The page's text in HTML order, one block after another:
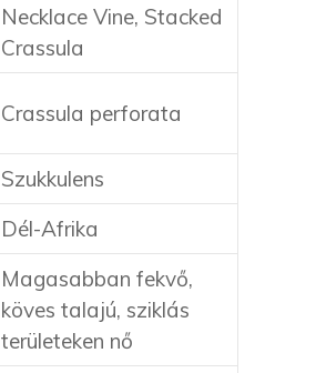
Necklace Vine, Stacked
Crassula
Crassula perforata
Szukkulens
Dél-Afrika
Magasabban fekvő,
köves talajú, sziklás
területeken nő